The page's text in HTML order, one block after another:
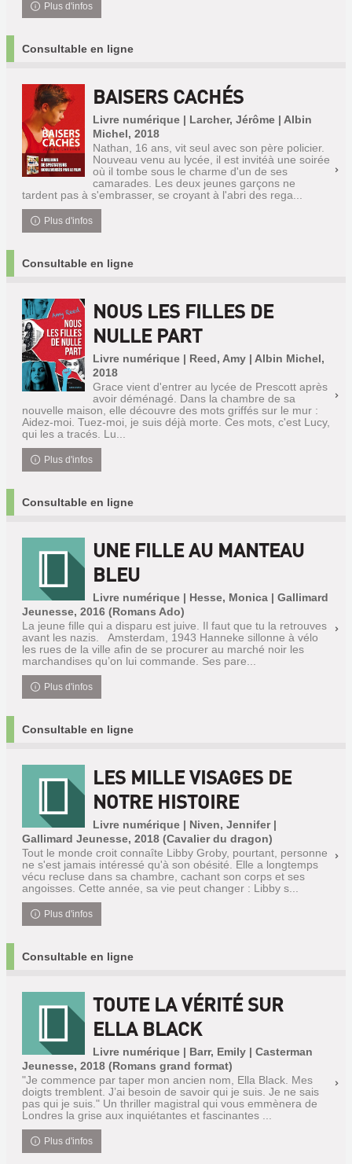
Plus d'infos
Consultable en ligne
BAISERS CACHÉS
Livre numérique | Larcher, Jérôme | Albin
Michel, 2018
Nathan, 16 ans, vit seul avec son père policier.
Nouveau venu au lycée, il est invitéà une soirée
où il tombe sous le charme d'un de ses
camarades. Les deux jeunes garçons ne
tardent pas à s'embrasser, se croyant à l'abri des rega...
Plus d'infos
Consultable en ligne
NOUS LES FILLES DE
NULLE PART
Livre numérique | Reed, Amy | Albin Michel,
2018
Grace vient d'entrer au lycée de Prescott après
avoir déménagé. Dans la chambre de sa
nouvelle maison, elle découvre des mots griffés sur le mur :
Aidez-moi. Tuez-moi, je suis déjà morte. Ces mots, c'est Lucy,
qui les a tracés. Lu...
Plus d'infos
Consultable en ligne
UNE FILLE AU MANTEAU
BLEU
Livre numérique | Hesse, Monica | Gallimard
Jeunesse, 2016 (Romans Ado)
La jeune fille qui a disparu est juive. Il faut que tu la retrouves
avant les nazis. Amsterdam, 1943 Hanneke sillonne à vélo
les rues de la ville afin de se procurer au marché noir les
marchandises qu’on lui commande. Ses pare...
Plus d'infos
Consultable en ligne
LES MILLE VISAGES DE
NOTRE HISTOIRE
Livre numérique | Niven, Jennifer |
Gallimard Jeunesse, 2018 (Cavalier du dragon)
Tout le monde croit connaîte Libby Groby, pourtant, personne
ne s'est jamais intéressé qu'à son obésité. Elle a longtemps
vécu recluse dans sa chambre, cachant son corps et ses
angoisses. Cette année, sa vie peut changer : Libby s...
Plus d'infos
Consultable en ligne
TOUTE LA VÉRITÉ SUR
ELLA BLACK
Livre numérique | Barr, Emily | Casterman
Jeunesse, 2018 (Romans grand format)
"Je commence par taper mon ancien nom, Ella Black. Mes
doigts tremblent. J’ai besoin de savoir qui je suis. Je ne sais
pas qui je suis." Un thriller magistral qui vous emmènera de
Londres la grise aux inquiétantes et fascinantes ...
Plus d'infos